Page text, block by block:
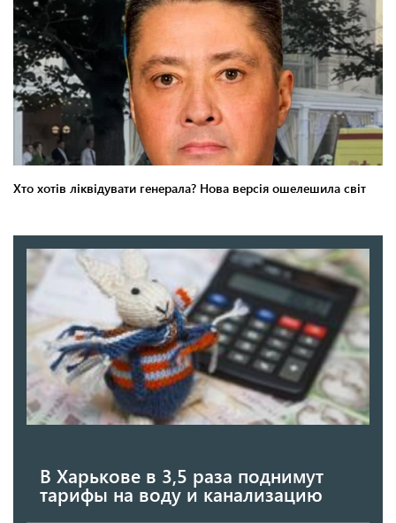
В Харькове в 3,5 раза поднимут
тарифы на воду и канализацию